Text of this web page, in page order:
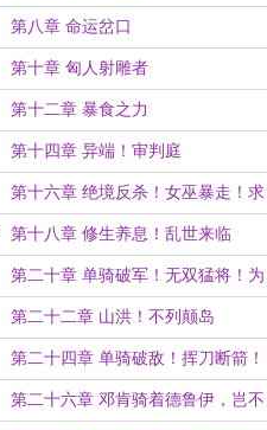
第八章 命运岔口
第十章 匈人射雕者
第十二章 暴食之力
第十四章 异端！审判庭
第十六章 绝境反杀！女巫暴走！求
追读
第十八章 修生养息！乱世来临
第二十章 单骑破军！无双猛将！为
盟主洛璃齐贝林加更！
第二十二章 山洪！不列颠岛
第二十四章 单骑破敌！挥刀断箭！
第二十六章 邓肯骑着德鲁伊，岂不